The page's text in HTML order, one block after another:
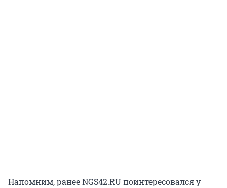
Напомним, ранее NGS42.RU поинтересовался у